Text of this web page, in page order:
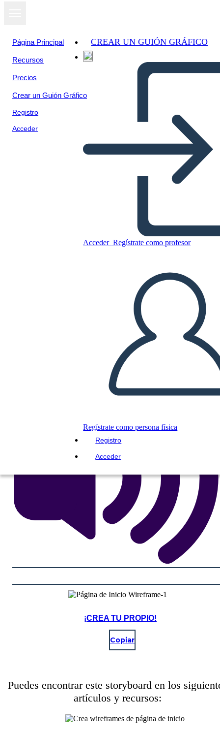
Página Principal
Recursos
Precios
Crear un Guión Gráfico
Registro
Acceder
CREAR UN GUIÓN GRÁFICO
Acceder Regístrate como profesor
Regístrate como persona física
Registro
Acceder
Página de Inicio Wireframe-1
Copie este guión gráfico
CREAR UN GUIÓN GRÁFICO
JUEGO DE DIAPOSITIVAS
LEERME
¡CREA TU PROPIO!
Copiar
Puedes encontrar este storyboard en los
artículos y recursos: